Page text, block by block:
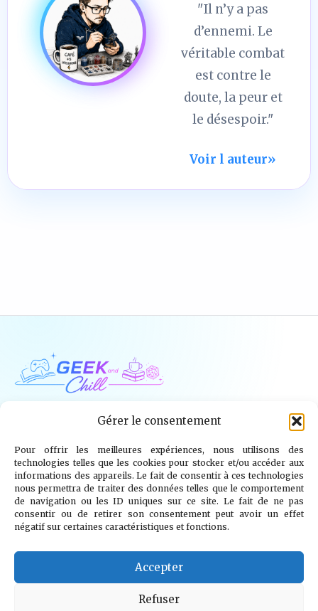
Gérer le consentement
Pour offrir les meilleures expériences, nous utilisons des
technologies telles que les cookies pour stocker et/ou accéder aux
informations des appareils. Le fait de consentir à ces technologies
nous permettra de traiter des données telles que le comportement
de navigation ou les ID uniques sur ce site. Le fait de ne pas
consentir ou de retirer son consentement peut avoir un effet
négatif sur certaines caractéristiques et fonctions.
Accepter
Refuser
"Il n’y a pas
d’ennemi. Le
véritable combat
est contre le
doute, la peur et
le désespoir."
Voir l auteur»
Jeux Vidéo Tech Tabletop Livres
Mangas / BD TV Goodies Kids
Wargames
info@geekandchill.com